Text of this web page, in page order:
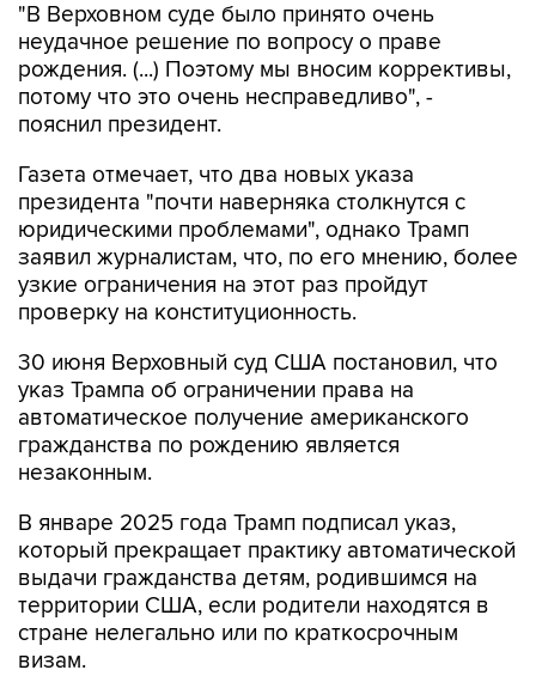
"В Верховном суде было принято очень
неудачное решение по вопросу о праве
рождения. (...) Поэтому мы вносим коррективы,
потому что это очень несправедливо", -
пояснил президент.
Газета отмечает, что два новых указа
президента "почти наверняка столкнутся с
юридическими проблемами", однако Трамп
заявил журналистам, что, по его мнению, более
узкие ограничения на этот раз пройдут
проверку на конституционность.
30 июня Верховный суд США постановил, что
указ Трампа об ограничении права на
автоматическое получение американского
гражданства по рождению является
незаконным.
В январе 2025 года Трамп подписал указ,
который прекращает практику автоматической
выдачи гражданства детям, родившимся на
территории США, если родители находятся в
стране нелегально или по краткосрочным
визам.